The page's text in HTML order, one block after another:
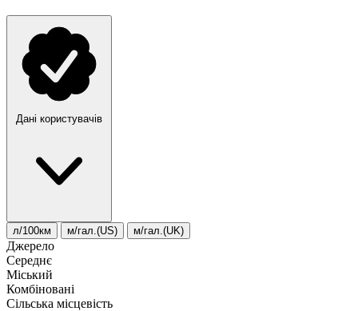
Дані користувачів
л/100км м/гал.(US) м/гал.(UK)
Джерело
Середнє
Міський
Комбіновані
Сільська місцевість